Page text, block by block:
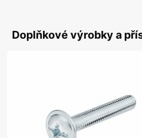
Doplňkové výrobky a